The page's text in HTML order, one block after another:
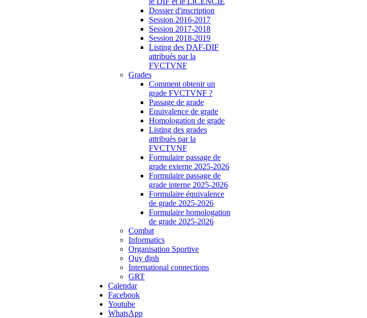
Dossier d'inscription
Session 2016-2017
Session 2017-2018
Session 2018-2019
Listing des DAF-DIF
attribués par la
FVCTVNF
Grades
Comment obtenir un
grade FVCTVNF ?
Passage de grade
Equivalence de grade
Homologation de grade
Listing des grades
attribués par la
FVCTVNF
Formulaire passage de
grade externe 2025-2026
Formulaire passage de
grade interne 2025-2026
Formulaire équivalence
de grade 2025-2026
Formulaire homologation
de grade 2025-2026
Combat
Informatics
Organisation Sportive
Quy định
International connections
GRT
Calendar
Facebook
Youtube
WhatsApp